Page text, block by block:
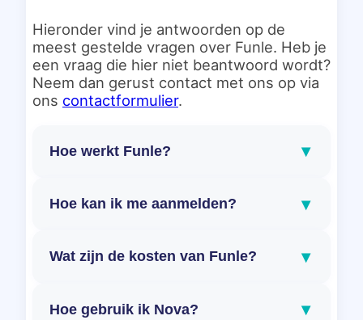
Hieronder vind je antwoorden op de
meest gestelde vragen over Funle. Heb je
een vraag die hier niet beantwoord wordt?
Neem dan gerust contact met ons op via
ons contactformulier.
Hoe werkt Funle? ▾
Hoe kan ik me aanmelden? ▾
Wat zijn de kosten van Funle? ▾
Hoe gebruik ik Nova? ▾